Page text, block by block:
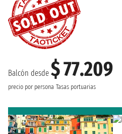
Balcón desde $ 77.209
precio por persona Tasas portuarias